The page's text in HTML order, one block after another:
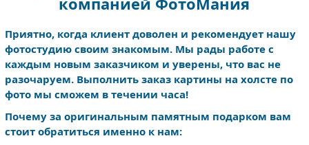
Приятно, когда клиент доволен и рекомендует нашу
фотостудию своим знакомым. Мы рады работе с
каждым новым заказчиком и уверены, что вас не
разочаруем. Выполнить заказ картины на холсте по
фото мы сможем в течении часа!
Почему за оригинальным памятным подарком вам
стоит обратиться именно к нам: